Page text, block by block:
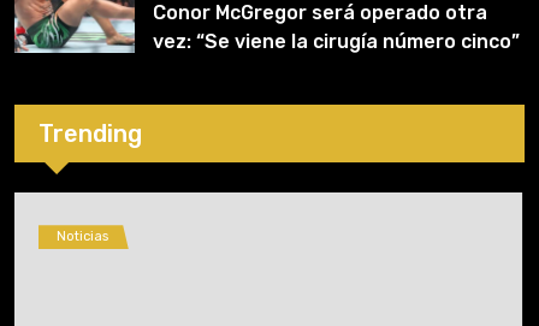
Conor McGregor será operado otra
vez: “Se viene la cirugía número cinco”
Trending
Noticias